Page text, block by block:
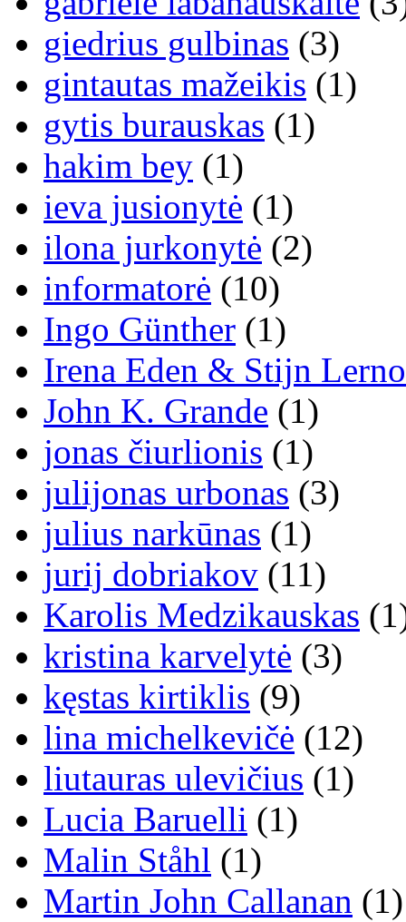
giedrius gulbinas (3)
gintautas mažeikis (1)
gytis burauskas (1)
hakim bey (1)
ieva jusionytė (1)
ilona jurkonytė (2)
informatorė (10)
Ingo Günther (1)
Irena Eden & Stijn
John K. Grande (1)
jonas čiurlionis (1)
julijonas urbonas (3)
julius narkūnas (1)
jurij dobriakov (11)
Karolis Medzikauskas
kristina karvelytė (3)
kęstas kirtiklis (9)
lina michelkevičė (12)
liutauras ulevičius (1)
Lucia Baruelli (1)
Malin Ståhl (1)
Martin John Callanan (1)